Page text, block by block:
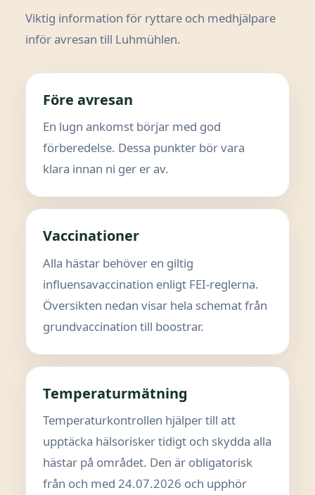
Viktig information för ryttare och medhjälpare
inför avresan till Luhmühlen.
Före avresan
En lugn ankomst börjar med god
förberedelse. Dessa punkter bör vara
klara innan ni ger er av.
Vaccinationer
Alla hästar behöver en giltig
influensavaccination enligt FEI-reglerna.
Översikten nedan visar hela schemat från
grundvaccination till boostrar.
Temperaturmätning
Temperaturkontrollen hjälper till att
upptäcka hälsorisker tidigt och skydda alla
hästar på området. Den är obligatorisk
från och med 24.07.2026 och upphör